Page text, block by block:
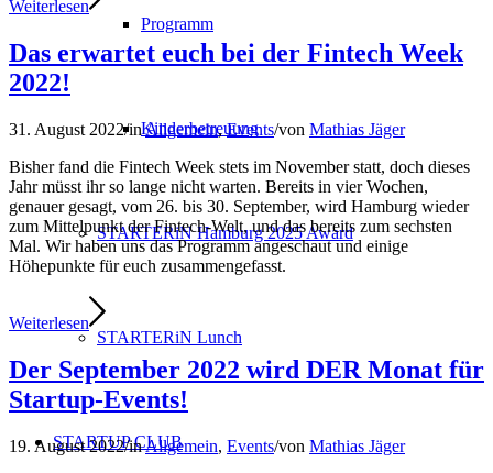
Programm
Kinderbetreuung
STARTERiN Hamburg 2025 Award
STARTERiN Lunch
STARTUP CLUB
Weiterlesen
Das erwartet euch bei der Fintech Week
2022!
31. August 2022/inAllgemein,Events/von Mathias Jäger
Bisher fand die Fintech Week stets im November statt, doch dieses
Jahr müsst ihr so lange nicht warten. Bereits in vier Wochen,
genauer gesagt, vom 26. bis 30. September, wird Hamburg wieder
zum Mittelpunkt der Fintech-Welt, und das bereits zum sechsten
Mal. Wir haben uns das Programm angeschaut und einige
Höhepunkte für euch zusammengefasst.
Weiterlesen
Der September 2022 wird DER Monat für
Startup-Events!
19. August 2022/inAllgemein, Events/von Mathias Jäger